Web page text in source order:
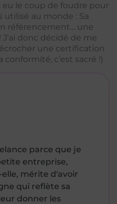
eu le coup de foudre pour
utilisé au monde : Sa
référencement… une
donc décidé de me
une certification
c’est sacré !)
parce que je
entreprise,
mérite d'avoir
qui reflète sa
donner les